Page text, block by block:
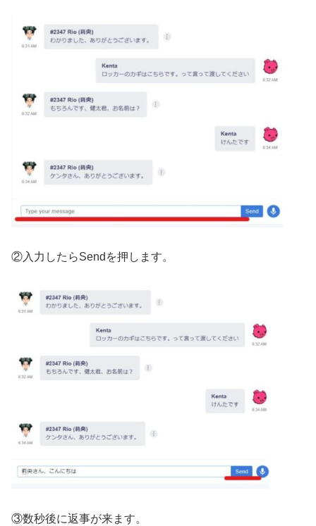
②入力したらSendを押します。
③数秒後に返事が来ます。